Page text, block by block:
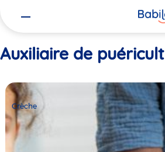
Auxiliaire de
Crèche
Babilou
Chelles
Crèche